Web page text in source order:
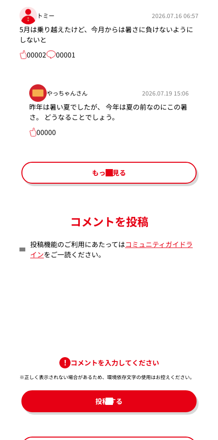
トミー 2026.07.16 06:57
5月は乗り越えたけど、今月からは暑さに負けないように
しないと
00002
00001
やっちゃんさん 2026.07.19 15:06
昨年は暑い夏でしたが、 今年は夏の前なのにこの暑
さ。 どうなることでしょう。
00000
もっと見る
コメントを投稿
投稿機能のご利用にあたってはコミュニティガイドラ
インをご一読ください。
コメントを入力してください
※正しく表示されない場合があるため、環境依存文字の使用はお控えください。​
投稿する